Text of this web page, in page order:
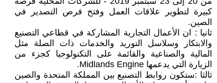
كبيرة لتطوير علاقات العمل وفتح فرص التصدير في
الصين.
ثانيا : ان الأعمال التجارية المشاركة في قطاعي التصنيع
والابتكار وسلاسل التوريد والخدمات ذات الصلة مثل
المالية والصناعية والقائمة على التكنولوجيا كجزء من
الزيارة التي يدعمها Midlands Engine.
ثالثا :ستكون روابط التصنيع بين المملكة المتحدة والصين